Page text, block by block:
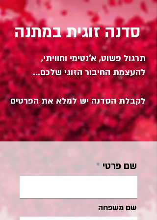
סדנה זוגית במתנה
תרגול פשוט, א'נטימי וחוויתי,
להעצמת החיבור הזוגי שלכם...
לקבלת הסדנה יש למלא את הפרטים
שם פרטי
שם משפחה